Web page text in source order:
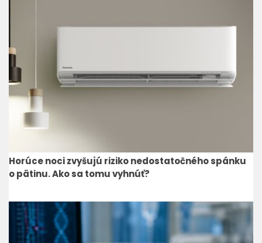
Horúce noci zvyšujú riziko nedostatočného spánku
o pätinu. Ako sa tomu vyhnúť?